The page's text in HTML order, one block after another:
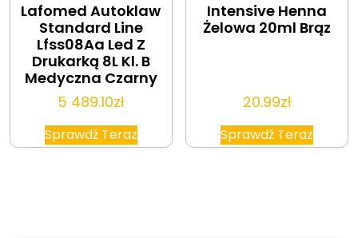
Lafomed Autoklaw
Standard Line
Lfss08Aa Led Z
Drukarką 8L Kl. B
Medyczna Czarny
5 489.10zł
Sprawdź Teraz
Intensive Henna
Żelowa 20ml Brąz
20.99zł
Sprawdź Teraz